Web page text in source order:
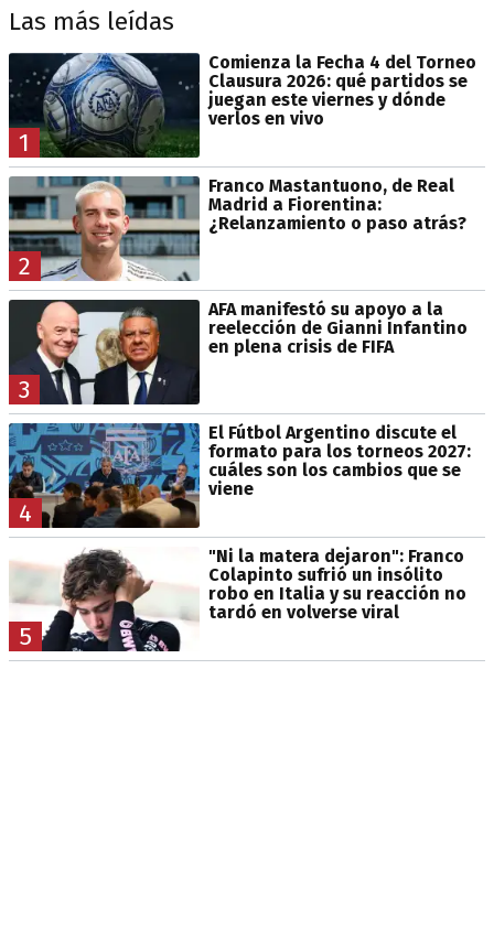
Las más leídas
1
Comienza la Fecha 4 del Torneo
Clausura 2026: qué partidos se
juegan este viernes y dónde
verlos en vivo
2
Franco Mastantuono, de Real
Madrid a Fiorentina:
¿Relanzamiento o paso atrás?
3
AFA manifestó su apoyo a la
reelección de Gianni Infantino
en plena crisis de FIFA
4
El Fútbol Argentino discute el
formato para los torneos 2027:
cuáles son los cambios que se
viene
5
"Ni la matera dejaron": Franco
Colapinto sufrió un insólito
robo en Italia y su reacción no
tardó en volverse viral